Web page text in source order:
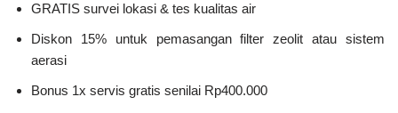
GRATIS survei lokasi & tes kualitas air
Diskon 15% untuk pemasangan filter zeolit atau sistem
aerasi
Bonus 1x servis gratis senilai Rp400.000